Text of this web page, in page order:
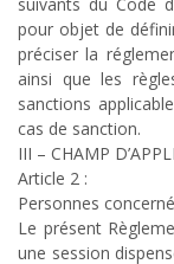
pour objet de
préciser la
ainsi que les
sanctions
cas de sanction.
III – CHAMP
Article 2 :
Personnes
Le présent
une session